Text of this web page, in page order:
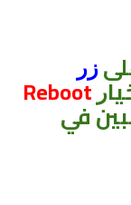
ﺯﺭ
Reboot
في